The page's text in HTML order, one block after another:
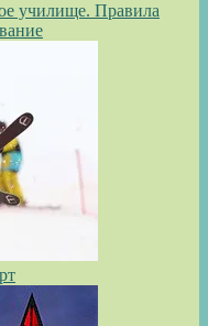
училище. Правила